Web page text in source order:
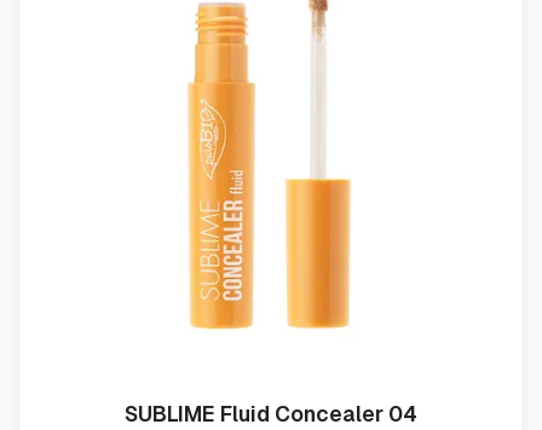
SUBLIME Fluid Concealer 04